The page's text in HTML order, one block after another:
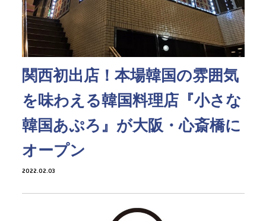
関西初出店！本場韓国の雰囲気
を味わえる韓国料理店『小さな
韓国あぷろ』が大阪・心斎橋に
オープン
2022.02.03